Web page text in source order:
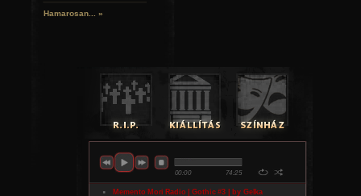
Hamarosan... »